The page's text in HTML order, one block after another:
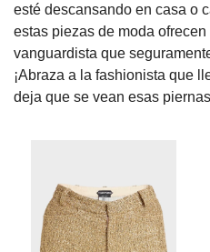
esté descansando en casa o
estas piezas de moda
vanguardista que
¡Abraza a la fashionista que
deja que se vean esas